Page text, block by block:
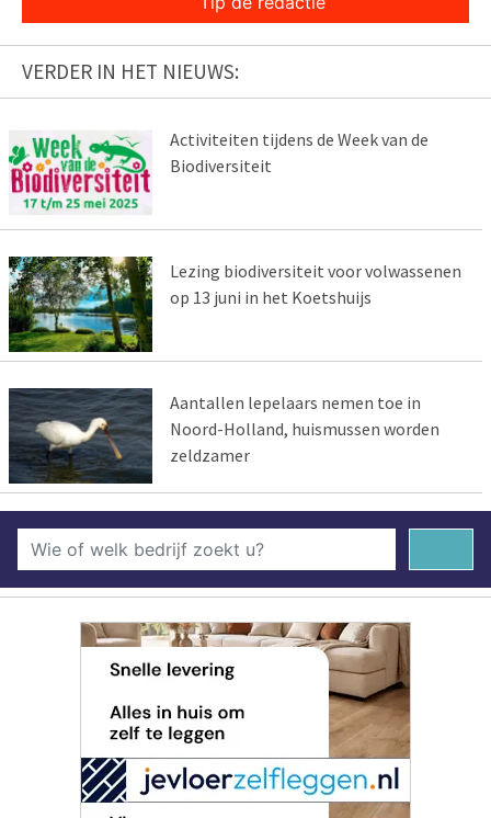
VERDER IN HET NIEUWS:
Activiteiten tijdens de Week van de
Biodiversiteit
Lezing biodiversiteit voor volwassenen
op 13 juni in het Koetshuijs
Aantallen lepelaars nemen toe in
Noord-Holland, huismussen worden
zeldzamer